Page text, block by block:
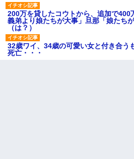
200万を貸したコウトから、追加で400
義弟より娘たちが大事」旦那「娘たち
（は？）
32歳ワイ、34歳の可愛い女と付き合う
死亡・・・